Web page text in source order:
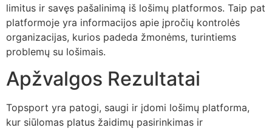
limitus ir savęs pašalinimą iš lošimų platformos. Taip pat
platformoje yra informacijos apie įpročių kontrolės
organizacijas, kurios padeda žmonėms, turintiems
problemų su lošimais.
Apžvalgos Rezultatai
Topsport yra patogi, saugi ir įdomi lošimų platforma,
kur siūlomas platus žaidimų pasirinkimas ir